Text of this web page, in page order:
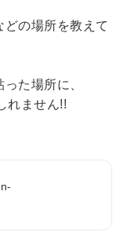
の場所を教えて
た場所に、
れません!!